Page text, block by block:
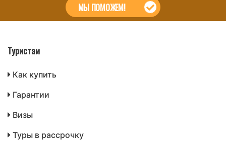
МЫ ПОМОЖЕМ!
Туристам
Как купить
Гарантии
Визы
Туры в рассрочку